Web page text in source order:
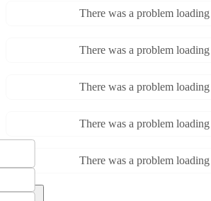
There was a problem
There was a problem
There was a problem
There was a problem
There was a problem